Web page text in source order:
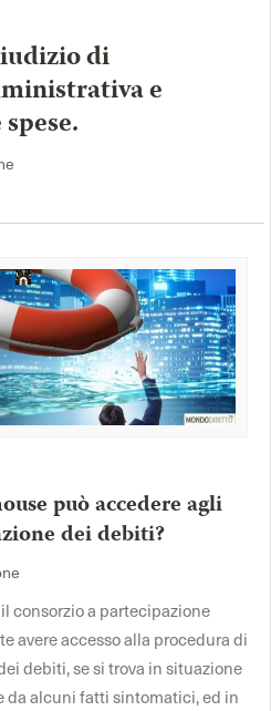
di
e
può accedere agli
dei debiti?
consorzio a partecipazione
avere accesso alla procedura di
debiti, se si trova in situazione
da alcuni fatti sintomatici, ed in